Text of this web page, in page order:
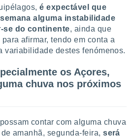
é expectável que
alguma instabilidade
se do continente, ainda que
afirmar, tendo em conta a
variabilidade destes fenómenos.
os Açores,
chuva nos próximos
contar com alguma chuva
amanhã, segunda-feira,será